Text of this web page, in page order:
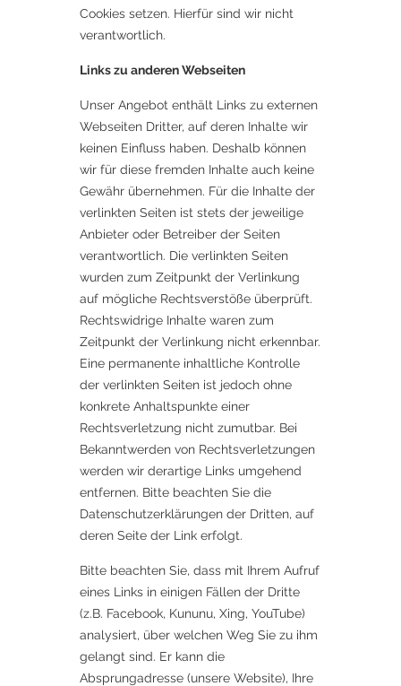
Cookies setzen. Hierfür sind wir nicht
verantwortlich.
Links zu anderen Webseiten
Unser Angebot enthält Links zu externen
Webseiten Dritter, auf deren Inhalte wir
keinen Einfluss haben. Deshalb können
wir für diese fremden Inhalte auch keine
Gewähr übernehmen. Für die Inhalte der
verlinkten Seiten ist stets der jeweilige
Anbieter oder Betreiber der Seiten
verantwortlich. Die verlinkten Seiten
wurden zum Zeitpunkt der Verlinkung
auf mögliche Rechtsverstöße überprüft.
Rechtswidrige Inhalte waren zum
Zeitpunkt der Verlinkung nicht erkennbar.
Eine permanente inhaltliche Kontrolle
der verlinkten Seiten ist jedoch ohne
konkrete Anhaltspunkte einer
Rechtsverletzung nicht zumutbar. Bei
Bekanntwerden von Rechtsverletzungen
werden wir derartige Links umgehend
entfernen. Bitte beachten Sie die
Datenschutzerklärungen der Dritten, auf
deren Seite der Link erfolgt.
Bitte beachten Sie, dass mit Ihrem Aufruf
eines Links in einigen Fällen der Dritte
(z.B. Facebook, Kununu, Xing, YouTube)
analysiert, über welchen Weg Sie zu ihm
gelangt sind. Er kann die
Absprungadresse (unsere Website), Ihre